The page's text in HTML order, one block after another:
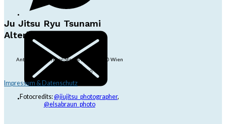
Ju Jitsu Ryu Tsunami
Alterlaa
Anton-Baumgartner-Str. 44/B8/01, 1230 Wien
dojo@jjrt.at
+43 6991 171 81 60
Impressum & Datenschutz
Fotocredits:@jiujitsu_photographer,
@elsabraun_photo